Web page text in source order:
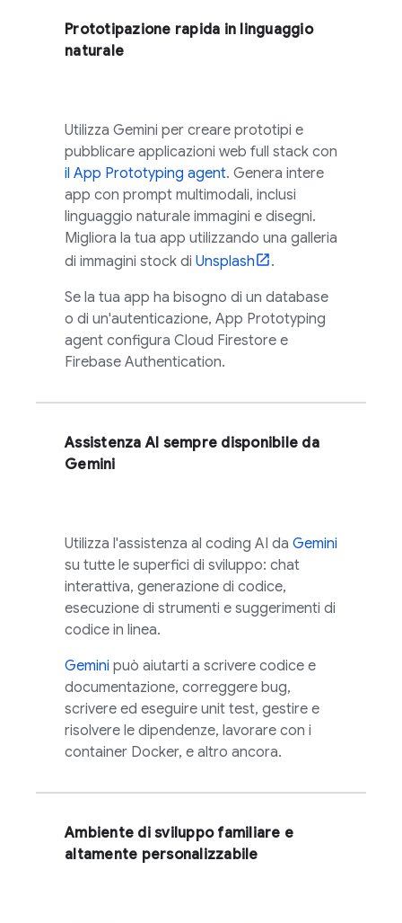
Prototipazione rapida in linguaggio
naturale
Utilizza Gemini per creare prototipi e
pubblicare applicazioni web full stack con
il App Prototyping agent. Genera intere
app con prompt multimodali, inclusi
linguaggio naturale immagini e disegni.
Migliora la tua app utilizzando una galleria
di immagini stock di Unsplash
.
Se la tua app ha bisogno di un database
o di un'autenticazione, App Prototyping
agent configura Cloud Firestore e
Firebase Authentication.
Assistenza AI sempre disponibile da
Gemini
Utilizza l'assistenza al coding AI da Gemini
su tutte le superfici di sviluppo: chat
interattiva, generazione di codice,
esecuzione di strumenti e suggerimenti di
codice in linea.
Gemini può aiutarti a scrivere codice e
documentazione, correggere bug,
scrivere ed eseguire unit test, gestire e
risolvere le dipendenze, lavorare con i
container Docker, e altro ancora.
Ambiente di sviluppo familiare e
altamente personalizzabile